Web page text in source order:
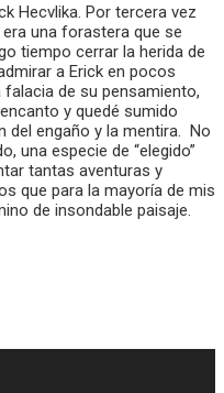
Hecvlika. Por tercera vez
una forastera que se
tiempo cerrar la herida de
a Erick en pocos
de su pensamiento,
y quedé sumido
del engaño y la mentira. No
una especie de “elegido”
tantas aventuras y
que para la mayoría de mis
de insondable paisaje.